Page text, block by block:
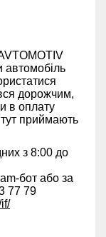
автомобіль
дорожчим,
в оплату
приймають
з 8:00 до
бот або за
77 79